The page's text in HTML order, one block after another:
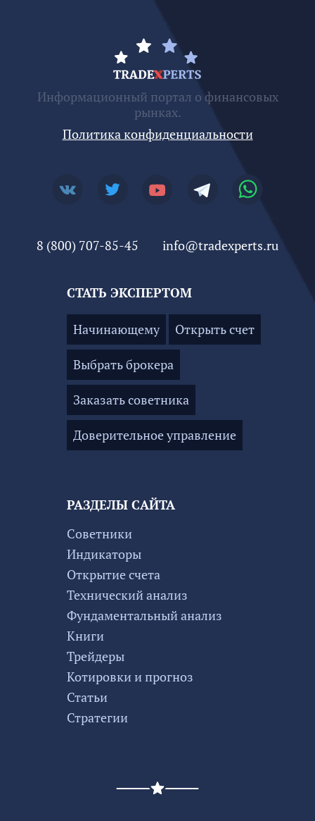
РАЗДЕЛЫ САЙТА
Советники
Индикаторы
Открытие счета
Технический анализ
Фундаментальный анализ
Книги
Трейдеры
Котировки и прогноз
Статьи
Стратегии
Информационный портал о финансовых
рынках.
Политика конфиденциальности
8 (800) 707-85-45 info@tradexperts.ru
СТАТЬ ЭКСПЕРТОМ
Начинающему Открыть счет
Выбрать брокера
Заказать советника
Доверительное управление